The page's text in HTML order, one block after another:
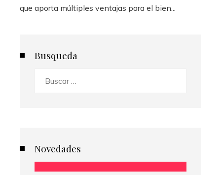
que aporta múltiples ventajas para el bien...
Busqueda
Novedades